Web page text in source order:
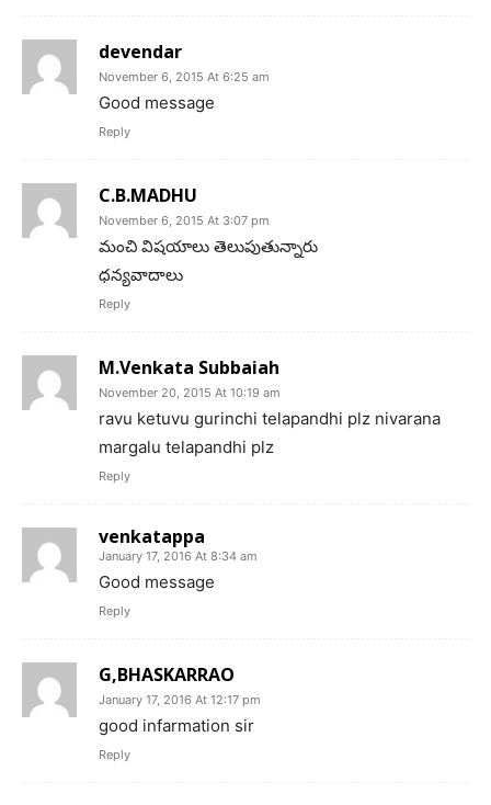
devendar
November 6, 2015 At 6:25 am
Good message
Reply
C.B.MADHU
November 6, 2015 At 3:07 pm
మంచి విషయాలు తెలుపుతున్నారు
ధన్యవాదాలు
Reply
M.Venkata Subbaiah
November 20, 2015 At 10:19 am
ravu ketuvu gurinchi telapandhi plz nivarana
margalu telapandhi plz
Reply
venkatappa
January 17, 2016 At 8:34 am
Good message
Reply
G,BHASKARRAO
January 17, 2016 At 12:17 pm
good infarmation sir
Reply